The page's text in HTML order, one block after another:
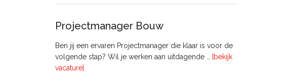
32
Projectmanager Bouw
Ben jij een ervaren Projectmanager die klaar is voor de
volgende stap? Wil je werken aan uitdagende …
[bekijk
vacature]